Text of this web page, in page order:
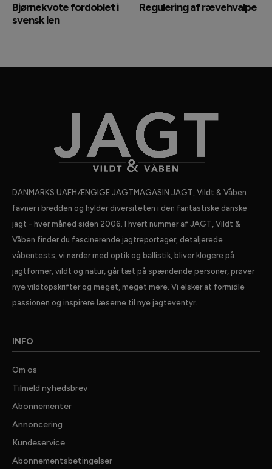
Bjørnekvote fordoblet i
svensk len
Regulering af rævehvalpe
DANMARKS UAFHÆNGIGE JAGTMAGASIN JAGT, Vildt & Våben
favner i bredden og hylder diversiteten i den fantastiske danske
jagt - hver måned siden 2006. I hvert nummer af JAGT, Vildt &
Våben finder du fascinerende jagtreportager, detaljerede
våbentests, vi nørder med optik og ballistik, bliver klogere på
jagtformer, vildt og natur, går tæt på spændende personer, prøver
nye vildtopskrifter og meget, meget mere. Vi elsker at formidle
passionen og inspirere læserne til nye jagteventyr.
INFO
Om os
Tilmeld nyhedsbrev
Abonnementer
Annoncering
Kundeservice
Abonnementsbetingelser